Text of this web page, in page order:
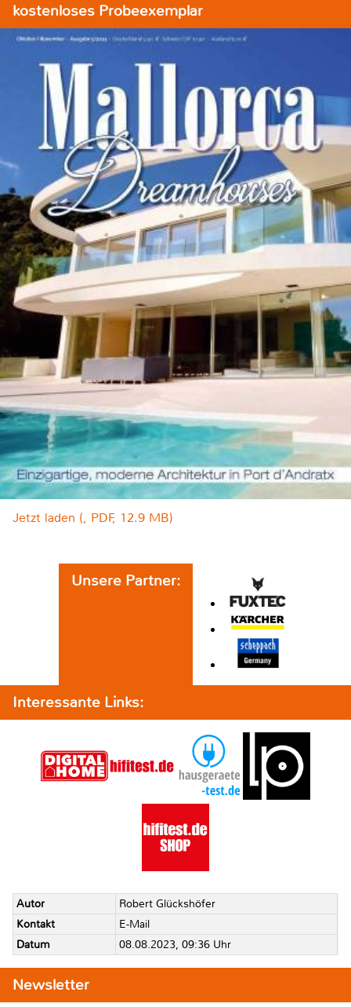
kostenloses Probeexemplar
Jetzt laden (, PDF, 12.9 MB)
Unsere Partner:
Interessante Links:
Autor
Robert Glückshöfer
Kontakt
E-Mail
Datum
08.08.2023, 09:36 Uhr
Newsletter